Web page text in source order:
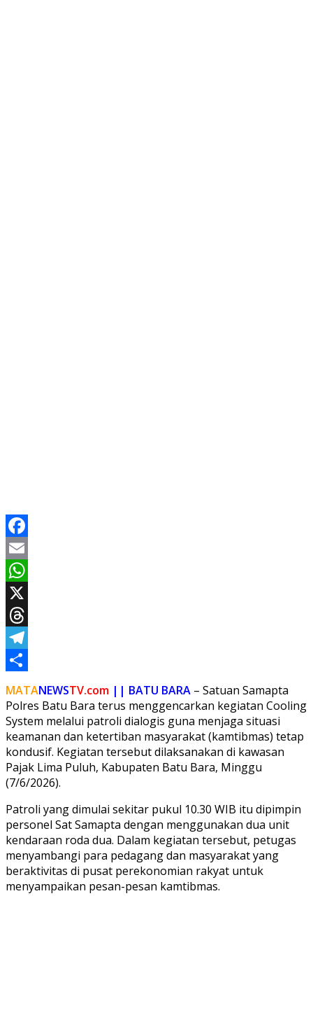
Facebook
Email
WhatsApp
X
Threads
Telegram
Share
MATANEWSTV.com || BATU BARA – Satuan Samapta
Polres Batu Bara terus menggencarkan kegiatan Cooling
System melalui patroli dialogis guna menjaga situasi
keamanan dan ketertiban masyarakat (kamtibmas) tetap
kondusif. Kegiatan tersebut dilaksanakan di kawasan
Pajak Lima Puluh, Kabupaten Batu Bara, Minggu
(7/6/2026).
Patroli yang dimulai sekitar pukul 10.30 WIB itu dipimpin
personel Sat Samapta dengan menggunakan dua unit
kendaraan roda dua. Dalam kegiatan tersebut, petugas
menyambangi para pedagang dan masyarakat yang
beraktivitas di pusat perekonomian rakyat untuk
menyampaikan pesan-pesan kamtibmas.